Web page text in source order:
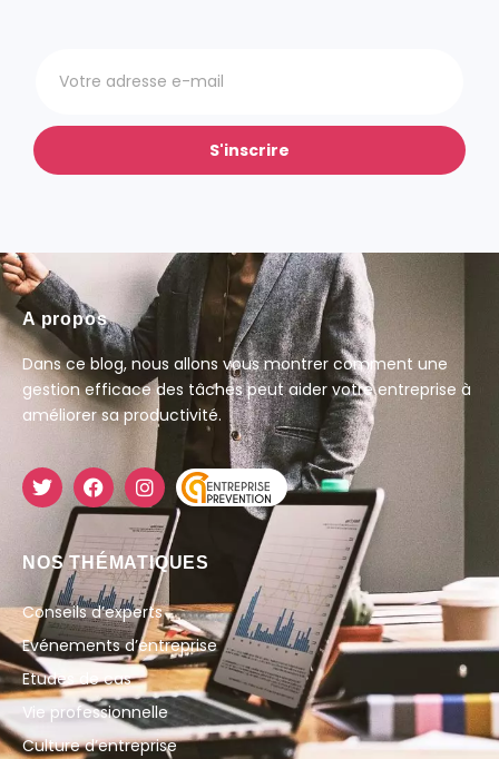
S'inscrire
A propos
Dans ce blog, nous allons vous montrer comment une
gestion efficace des tâches peut aider votre entreprise à
améliorer sa productivité.
NOS THÉMATIQUES
Conseils d’experts
Evénements d’entreprise
Etudes de cas
Vie professionnelle
Culture d’entreprise